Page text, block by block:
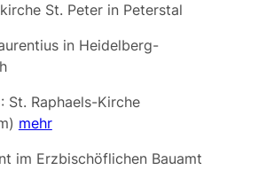
St. Peterin Peterstal
in Heidelberg-
St. Raphaels-Kirche
mehr
im Erzbischöflichen Bauamt